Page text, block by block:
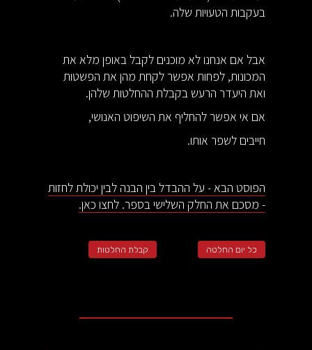
בעקבות הטעויות שלה.
אבל אם אנחנו לא מוכנים לקבל באופן מלא את
המכונות, לפחות אפשר לקחת מהן את הפשטות
ואת היעדר הרעש בקבלת ההחלטות שלהן.
אם אי אפשר להחליף את השיפוט האנושי,
חייבים לשפר אותו.
הפוסט הבא - על ההבדל בין הבנה לבין יכולת לחזות
- מסכם את החלק השלישי בספר. לחצו כאן.
כל יום החלטה קבלת החלטות